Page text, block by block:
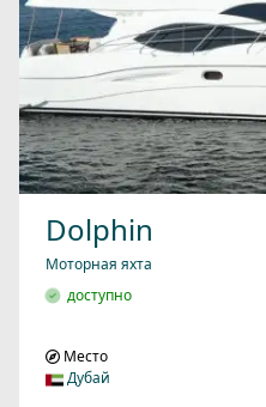
Dolphin
Моторная яхта
доступно
Место
Дубай